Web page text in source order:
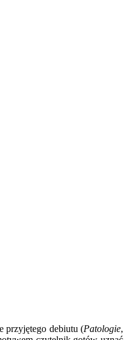
przyjętego debiutu (Patologie,